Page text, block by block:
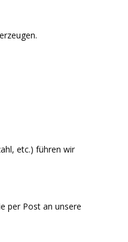
etc.) führen wir
per Post an unsere